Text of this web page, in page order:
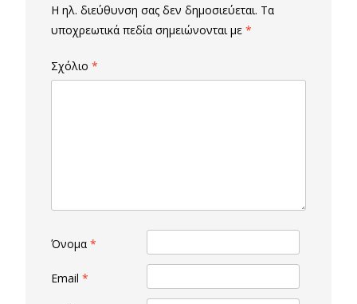
Η ηλ. διεύθυνση σας δεν δημοσιεύεται. Τα
υποχρεωτικά πεδία σημειώνονται με *
Σχόλιο *
Όνομα *
Email *